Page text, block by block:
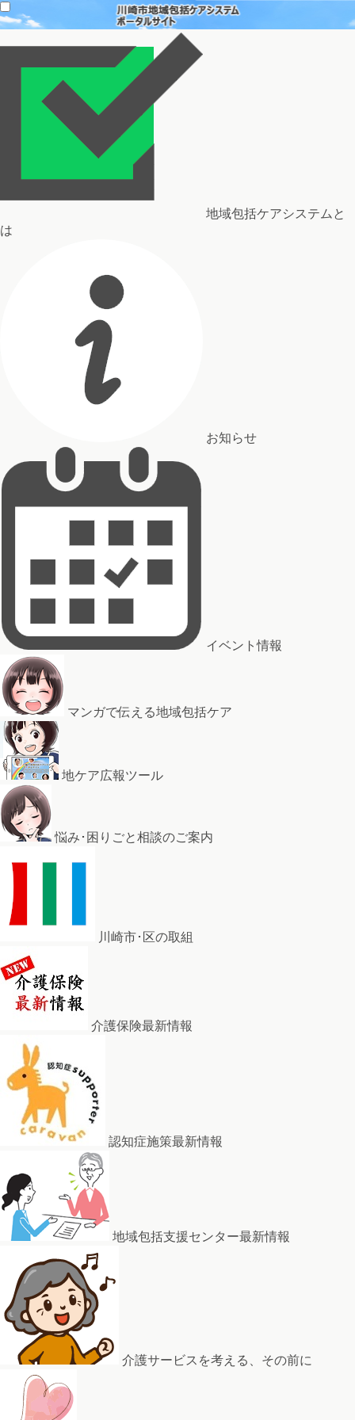
地域包括ケアシステムと
は
お知らせ
イベント情報
マンガで伝える地域包括ケア
地ケア広報ツール
悩み･困りごと相談のご案内
川崎市･区の取組
介護保険最新情報
認知症施策最新情報
地域包括支援センター最新情報
介護サービスを考える、その前に